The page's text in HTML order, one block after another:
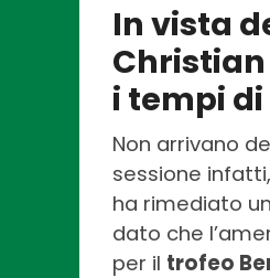
In vista
i tempi
Non arrivano
sessione
ha rimediato
dato che
per il trofeo